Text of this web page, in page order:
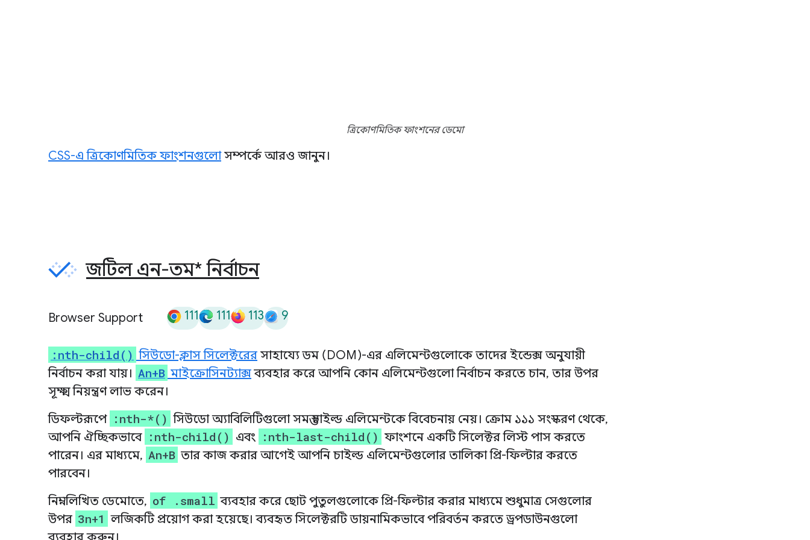
ত্রিকোণমিতিক ফাংশনের ডেমো
CSS-এ ত্রিকোণমিতিক ফাংশনগুলোসম্পর্কে আরও জানুন।
জটিল এন-তম* নির্বাচন
Browser Support 111 111 113 9
:nth-child() সিউডো-ক্লাস সিলেক্টরের সাহায্যে ডম (DOM)-এর এলিমেন্টগুলোকে তাদের ইন্ডেক্স অনুযায়ী
নির্বাচন করা যায়। An+B মাইক্রোসিনট্যাক্সব্যবহার করে আপনি কোন এলিমেন্টগুলো নির্বাচন করতে চান, তার উপর
সূক্ষ্ম নিয়ন্ত্রণ লাভ করেন।
ডিফল্টরূপে :nth-*() সিউডো অ্যাবিলিটিগুলো সমস্ত চাইল্ড এলিমেন্টকে বিবেচনায় নেয়। ক্রোম ১১১ সংস্করণ থেকে,
আপনি ঐচ্ছিকভাবে :nth-child() এবং :nth-last-child() ফাংশনে একটি সিলেক্টর লিস্ট পাস করতে
পারেন। এর মাধ্যমে, An+B তার কাজ করার আগেই আপনি চাইল্ড এলিমেন্টগুলোর তালিকা প্রি-ফিল্টার করতে
পারবেন।
নিম্নলিখিত ডেমোতে, of .small ব্যবহার করে ছোট পুতুলগুলোকে প্রি-ফিল্টার করার মাধ্যমে শুধুমাত্র সেগুলোর
উপর 3n+1 লজিকটি প্রয়োগ করা হয়েছে। ব্যবহৃত সিলেক্টরটি ডায়নামিকভাবে পরিবর্তন করতে ড্রপডাউনগুলো